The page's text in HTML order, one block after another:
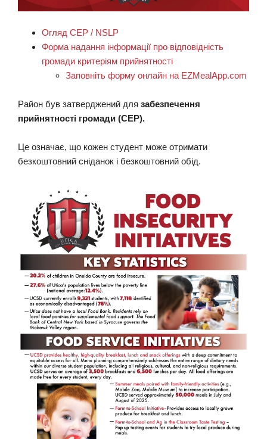
Огляд CEP / NSLP
Форма надання інформації про відповідність
громади критеріям прийнятності
Заповніть форму онлайн на EZMealApp.com
Район був затверджений для забезпечення
прийнятності громади (CEP).
Це означає, що кожен студент може отримати
безкоштовний сніданок і безкоштовний обід.